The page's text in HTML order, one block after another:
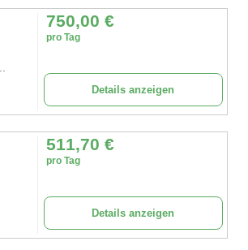
750,00 €
pro Tag
Details anzeigen
511,70 €
pro Tag
Details anzeigen